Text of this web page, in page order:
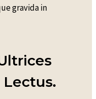
gravida in